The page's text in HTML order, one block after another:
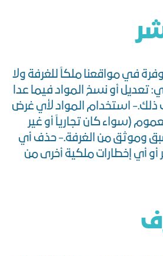
في مواقعنا ملكاً للغرفة ولا
تعديل أو نسخ المواد فيما عدا
ذلك.- استخدام المواد لأي غرض
(سواء كان تجارياً أو غير
وموثق من الغرفة.- حذف أي
أو أي إخطارات ملكية أخرى من